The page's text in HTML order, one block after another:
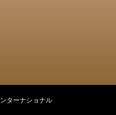
ターナショナル